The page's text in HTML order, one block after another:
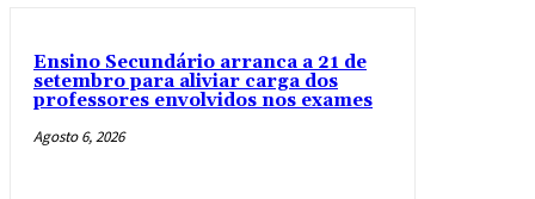
Ensino Secundário arranca a 21 de
setembro para aliviar carga dos
professores envolvidos nos exames
Agosto 6, 2026